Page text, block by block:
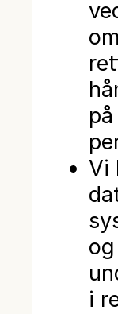
på
Vi
i